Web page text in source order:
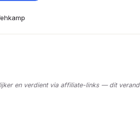
en verdient via affiliate-links — dit